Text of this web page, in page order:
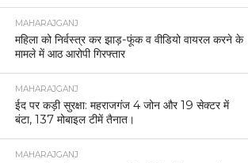
MAHARAJGANJ
महिला को निर्वस्त्र कर झाड़-फूंक व वीडियो वायरल करने के
मामले में आठ आरोपी गिरफ्तार
MAHARAJGANJ
ईद पर कड़ी सुरक्षा: महराजगंज 4 जोन और 19 सेक्टर में
बंटा, 137 मोबाइल टीमें तैनात।
MAHARAJGANJ